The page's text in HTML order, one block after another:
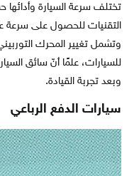
تختلف سرعة السيارة
التقنيات للحصول على سرعة
وتشمل تغيير المحرك
للسيارات، علمًا أنّ سائق
وبعد تجربة القيادة.
سيارات الدفع الرباعي